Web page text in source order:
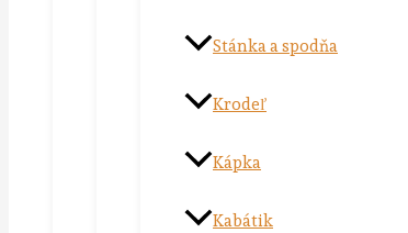
Stánka a spodňa
Krodeľ
Kápka
Kabátik